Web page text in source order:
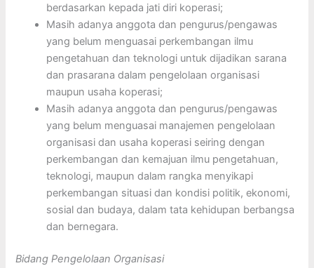
berdasarkan kepada jati diri koperasi;
Masih adanya anggota dan pengurus/pengawas
yang belum menguasai perkembangan ilmu
pengetahuan dan teknologi untuk dijadikan sarana
dan prasarana dalam pengelolaan organisasi
maupun usaha koperasi;
Masih adanya anggota dan pengurus/pengawas
yang belum menguasai manajemen pengelolaan
organisasi dan usaha koperasi seiring dengan
perkembangan dan kemajuan ilmu pengetahuan,
teknologi, maupun dalam rangka menyikapi
perkembangan situasi dan kondisi politik, ekonomi,
sosial dan budaya, dalam tata kehidupan berbangsa
dan bernegara.
Bidang Pengelolaan Organisasi